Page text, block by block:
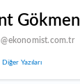
Gökmen
Diğer Yazıları